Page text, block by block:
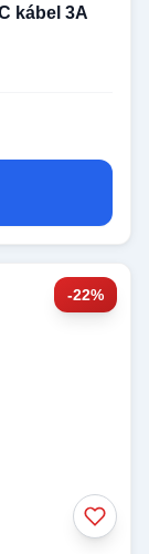
kábel 3A
-22%